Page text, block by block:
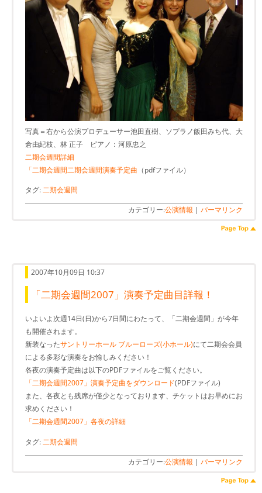
写真＝右から公演プロデューサー池田直樹、ソプラノ飯田みち代、大
倉由紀枝、林 正子 ピアノ：河原忠之
二期会週間詳細
「二期会週間二期会週間演奏予定曲 （pdfファイル）
タグ:二期会週間
カテゴリー:公演情報 | パーマリンク
2007年10月09日 10:37
「二期会週間2007」演奏予定曲目詳報！
いよいよ次週14日(日)から7日間にわたって、「二期会週間」が今年
も開催されます。
新装なったサントリーホール ブルーローズ(小ホール)にて二期会会員
による多彩な演奏をお愉しみください！
各夜の演奏予定曲は以下のPDFファイルをご覧ください。
「二期会週間2007」演奏予定曲をダウンロード(PDFファイル)
また、各夜とも残席が僅少となっております、チケットはお早めにお
求めください！
「二期会週間2007」各夜の詳細
タグ:二期会週間
カテゴリー:公演情報 | パーマリンク